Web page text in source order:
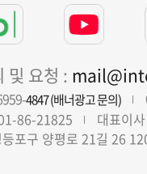
및 요청 :
4847 (배너광고 문의)
86-21825
대표이
포구 양평로 21길 26